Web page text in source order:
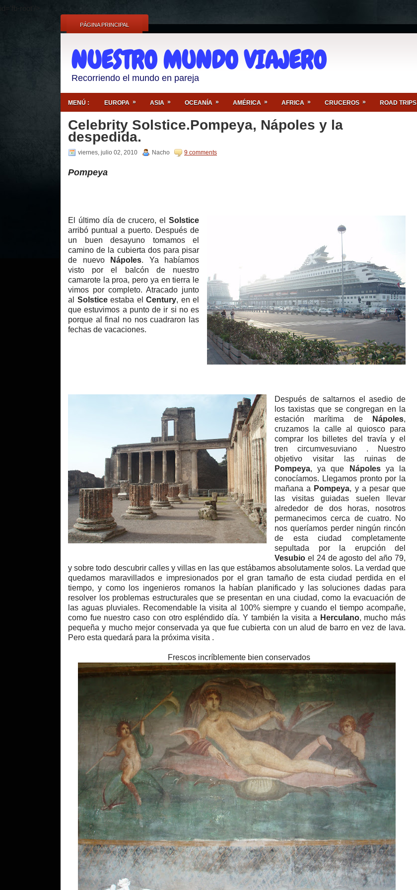
id='fb-root'/>
PÁGINA PRINCIPAL
NUESTRO MUNDO VIAJERO
Recorriendo el mundo en pareja
MENÚ : EUROPA » ASIA » OCEANÍA » AMÉRICA » AFRICA » CRUCEROS » ROAD TRIPS
Celebrity Solstice.Pompeya, Nápoles y la
despedida.
viernes, julio 02, 2010 Nacho 9 comments
Pompeya
El último día de crucero, el Solstice
arribó puntual a puerto. Después de
un buen desayuno tomamos el
camino de la cubierta dos para pisar
de nuevo
Nápoles. Ya habíamos
visto por el balcón de nuestro
camarote la proa, pero ya en tierra le
vimos por completo. Atracado junto
al Solsticeestaba el Century, en el
que estuvimos a punto de ir si no es
porque al final no nos cuadraron las
fechas de vacaciones.
Después de saltarnos el asedio de
los taxistas que se congregan en la
estación marítima de
Nápoles,
cruzamos la calle al quiosco para
comprar los billetes del travía y el
tren circumvesuviano . Nuestro
objetivo visitar las ruinas de
Pompeya, ya que Nápolesya la
conocíamos. Llegamos pronto por la
mañana a Pompeya, y a pesar que
las visitas guiadas suelen llevar
alrededor de dos horas, nosotros
permanecimos cerca de cuatro. No
nos queríamos perder ningún rincón
de esta ciudad completamente
sepultada por la erupción del
Vesubio el 24 de agosto del año 79,
y sobre todo descubrir calles y villas en las que estábamos absolutamente solos. La verdad que
quedamos maravilladose impresionados por el gran tamaño de esta ciudad perdida en el
tiempo, y como los ingenieros romanos la habían planificado y las soluciones dadas para
resolver los problemas estructurales que se presentan en una ciudad, como la evacuación de
las aguas pluviales. Recomendable la visita al 100% siempre y cuando el tiempo acompañe,
como fue nuestro caso con otro espléndido día. Y también la visita a Herculano, mucho más
pequeña y mucho mejor conservada ya que fue cubierta con un alud de barro en vez de lava.
Pero esta quedará para la próxima visita .
Frescos incríblementebien conservados